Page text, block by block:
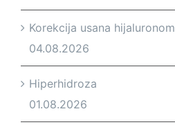
Korekcija usana hijaluronom
04.08.2026
Hiperhidroza
01.08.2026